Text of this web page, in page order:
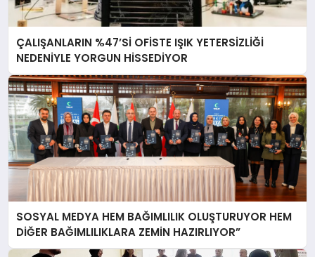
ÇALIŞANLARIN %47’Sİ OFİSTE IŞIK YETERSİZLİĞİ
NEDENİYLE YORGUN HİSSEDİYOR
SOSYAL MEDYA HEM BAĞIMLILIK OLUŞTURUYOR HEM
DİĞER BAĞIMLILIKLARA ZEMİN HAZIRLIYOR”